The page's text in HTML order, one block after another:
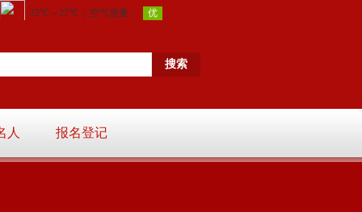
人 报名登记